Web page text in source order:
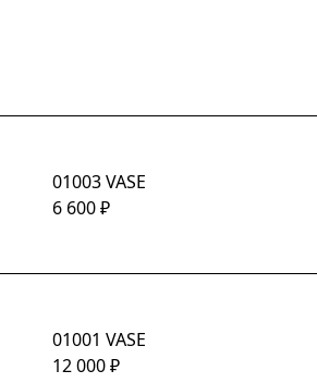
01003 VASE
6 600₽
01001 VASE
12 000₽